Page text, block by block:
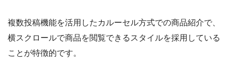
複数投稿機能を活用したカルーセル方式での商品紹介で、
横スクロールで商品を閲覧できるスタイルを採用している
ことが特徴的です。